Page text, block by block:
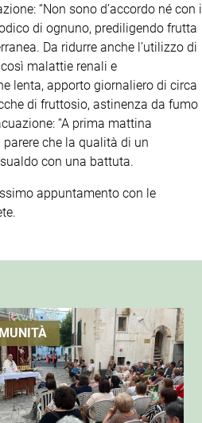
“Non sono d’accordo né con i
di ognuno, prediligendo frutta
Da ridurre anche l’utilizzo di
malattie renali e
lenta, apporto giornaliero di circa
di fruttosio, astinenza da fumo
“A prima mattina
parere che la qualità di un
con una battuta.
appuntamento con le